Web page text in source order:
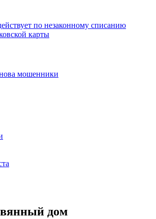
по незаконному списанию
карты
мошенники
дом